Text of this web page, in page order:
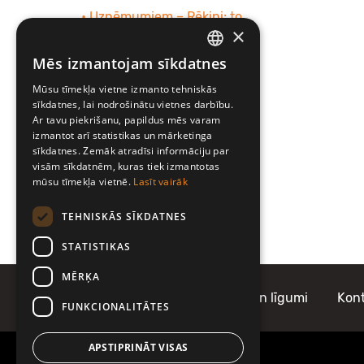
• Uzņēmumiem – Rēķini; to
apmaksa; kredītlimits
"Fast track" pakalpojums
Autostāvvietas Igaunijā un
Lietuvā
Par Mobilly Noteikumi un līgumi
Informācijai zvani
LATVIAN
ENGLISH
×
Mēs izmantojam sīkdatnes
Mūsu tīmekļa vietne izmanto tehniskās
sīkdatnes, lai nodrošinātu vietnes darbību.
Ar tavu piekrišanu, papildus mēs varam
izmantot arī statistikas un mārketinga
sīkdatnes. Zemāk atradīsi informāciju par
visām sīkdatnēm, kuras tiek izmantotas
mūsu tīmekļa vietnē. Lasīt vairāk
TEHNISKĀS SĪKDATNES
STATISTIKAS
MĒRĶA
FUNKCIONALITĀTES
APSTIPRINĀT VISAS